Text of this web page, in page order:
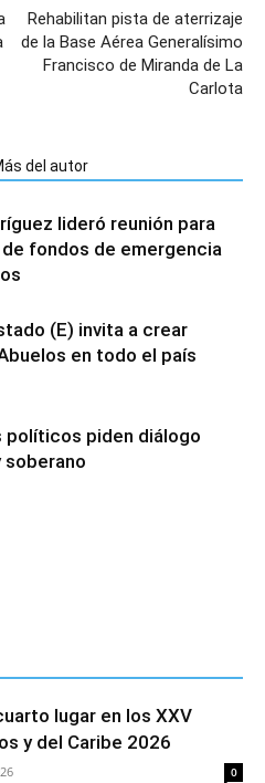
Rehabilitan pista de aterrizaje
de la Base Aérea Generalísimo
Francisco de Miranda de La
Carlota
del autor
lideró reunión para
fondos de emergencia
(E) invita a crear
en todo el país
políticos piden diálogo
soberano
lugar en los XXV
y del Caribe 2026
0